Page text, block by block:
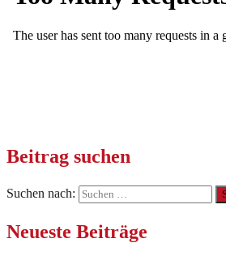
Beitrag suchen
Suchen nach:
Neueste Beiträge